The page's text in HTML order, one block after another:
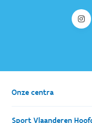
Onze centra
Sport Vlaanderen